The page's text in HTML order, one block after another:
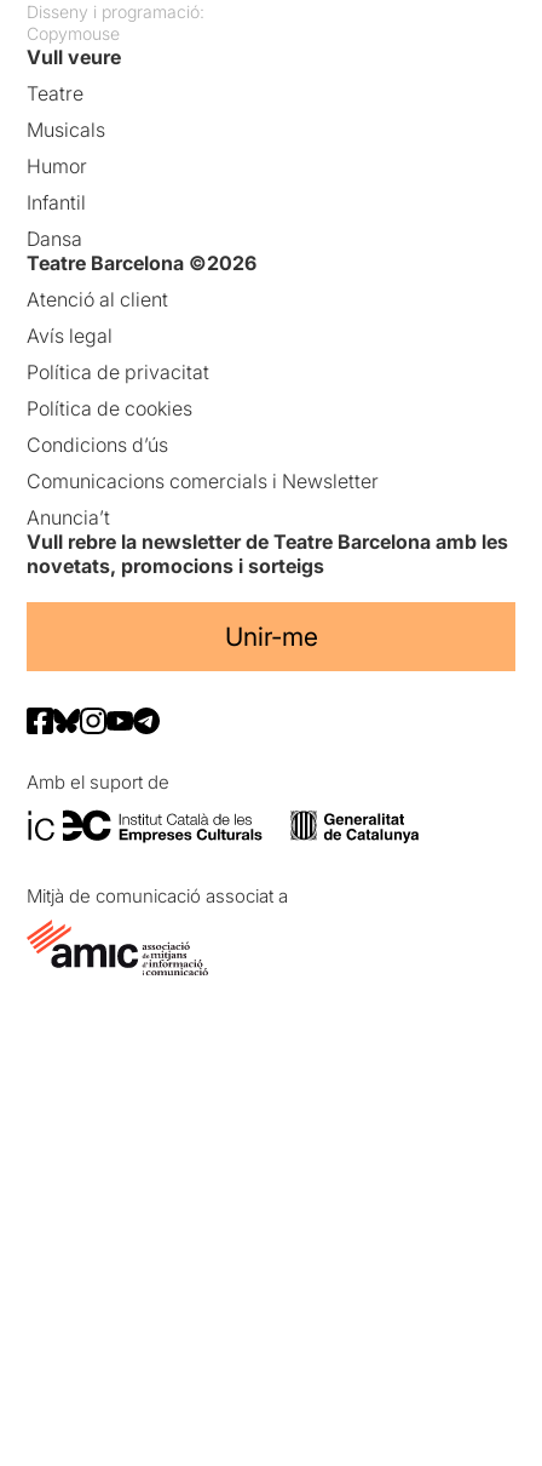
Disseny i programació:
Copymouse
Vull veure
Teatre
Musicals
Humor
Infantil
Dansa
Teatre Barcelona ©2026
Atenció al client
Avís legal
Política de privacitat
Política de cookies
Condicions d’ús
Comunicacions comercials i Newsletter
Anuncia’t
Vull rebre la newsletter de Teatre Barcelona amb les
novetats, promocions i sorteigs
Unir-me
Amb el suport de
Mitjà de comunicació associat a